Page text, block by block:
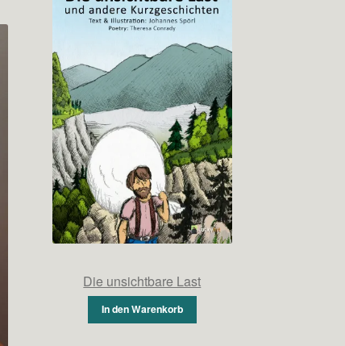
Die unsichtbare Last
In den Warenkorb